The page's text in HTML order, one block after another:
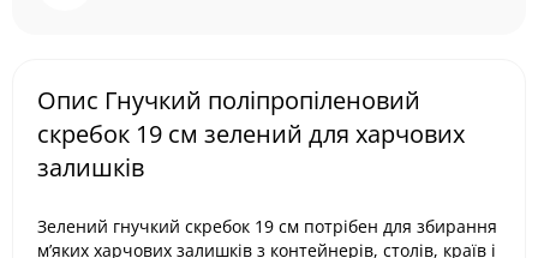
Опис Гнучкий поліпропіленовий
скребок 19 см зелений для харчових
залишків
Зелений гнучкий скребок 19 см потрібен для збирання
м’яких харчових залишків з контейнерів, столів, країв і